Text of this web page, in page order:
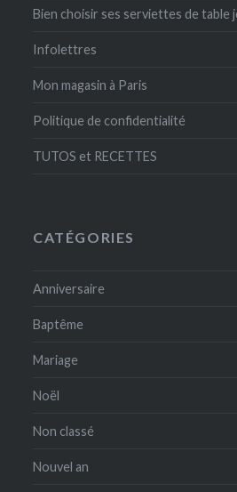
Bien choisir ses serviettes de table
Infolettres
Mon magasin à Paris
Politique de confidentialité
TUTOS et RECETTES
CATÉGORIES
Anniversaire
Baptême
Mariage
Noël
Non classé
Nouvel an